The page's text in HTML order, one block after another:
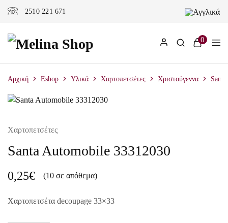
2510 221 671
0
Αρχική Eshop Υλικά Χαρτοπετσέτες Χριστούγεννα
Χαρτοπετσέτες
Santa Automobile 33312030
0,25€ (10 σε απόθεμα)
Χαρτοπετσέτα decoupage 33×33